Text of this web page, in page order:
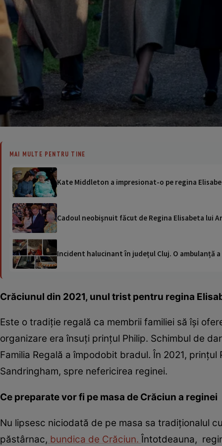
MAI MULTE PENTRU TINE
Kate Middleton a impresionat-o pe regina
Cadoul neobişnuit făcut de Regina Elisabeta lui
Incident halucinant în județul Cluj. O ambulanță
Crăciunul din 2021, unul trist pentru regina
Este o tradiție regală ca membrii familiei să își
organizare era însuți prințul Philip. Schimbul de
Familia Regală a împodobit bradul. În 2021,
Sandringham, spre nefericirea reginei.
Ce preparate vor fi pe masa de Crăciun a reginei
Nu lipsesc niciodată de pe masa sa tradiţionalul
păstârnac, bundica de Crăciun. Întotdeauna,